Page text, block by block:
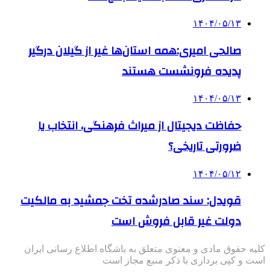
۱۴۰۴/۰۵/۱۳
صالحی امیری:همه استان‌ها غیر از گیلان درگیر
پدیده فرونشست هستند
۱۴۰۴/۰۵/۱۳
حفاظت دیجیتال از میراث فرهنگی، انتخاب یا
ضرورتی تاریخی؟
۱۴۰۴/۰۵/۱۲
قویدل: سند صادرشده تخت جمشید به مالکیت
دولت غیر قابل فروش است
کلیه حقوق مادی و معنوی متعلق به باشگاه اطلاع رسانی ایران
است و کپی برداری با ذکر منبع مجاز است